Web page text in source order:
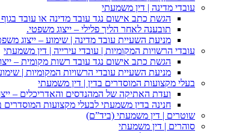
עובדי מדינה | דין משמעתי
הגשת כתב אישום נגד עובד מדינה או עובד בגוף
תובענה לאחר הליך פלילי – ייצוג משפטי.
מניעת השעיית עובד מדינה | שימוע – ייצוג
עובדי הרשויות המקומיות | עובדי עירייה | דין משמעתי
הגשת כתב אישום נגד עובד רשות מקומית –
מניעת השעיית עובדי הרשויות המקומיות |
בעלי מקצועות המוסדרים בדין | דין משמעתי
ועדת האתיקה של המהנדסים והאדריכלים –
חנינה בדין משמעתי לבעלי מקצועות המוסדרים
שוטרים | דין משמעתי (ביד”ם)
סוהרים | דין משמעתי